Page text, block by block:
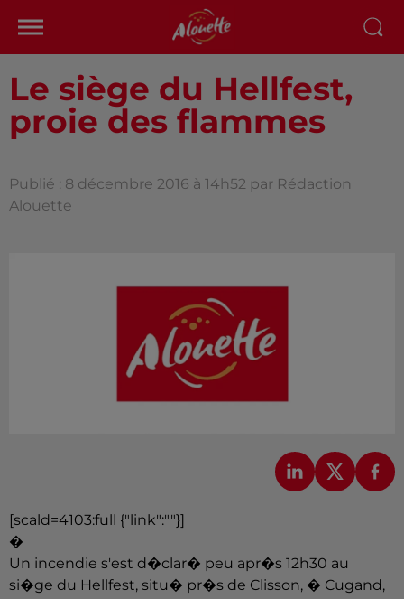
Le siège du Hellfest,
proie des flammes
Publié : 8 décembre 2016 à 14h52 par Rédaction
Alouette
[scald=4103:full {"link":""}]
�
Un incendie s'est d�clar� peu apr�s 12h30 au
si�ge du Hellfest, situ� pr�s de Clisson, � Cugand,